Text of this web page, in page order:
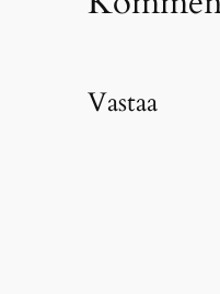
Vastaa